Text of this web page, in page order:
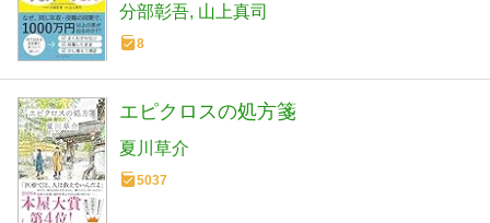
分部彰吾 山上真司
8
エピクロスの処方箋
夏川草介
5037